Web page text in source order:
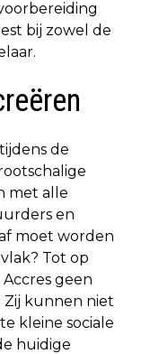
bij zowel de
de
met alle
en
moet worden
Tot op
geen
Zij kunnen niet
kleine sociale
huidige